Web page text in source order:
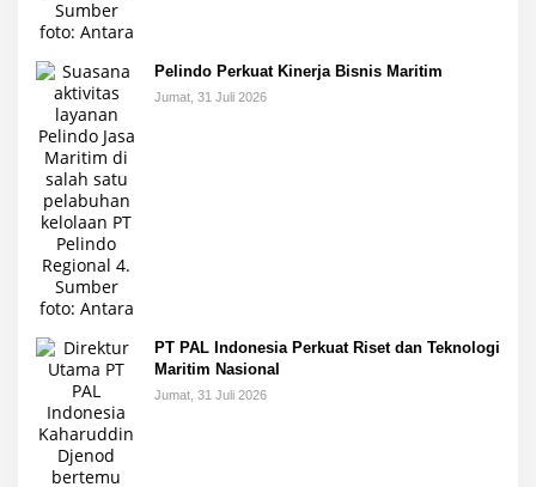
Pelindo Perkuat Kinerja Bisnis Maritim
Jumat, 31 Juli 2026
PT PAL Indonesia Perkuat Riset dan Teknologi
Maritim Nasional
Jumat, 31 Juli 2026